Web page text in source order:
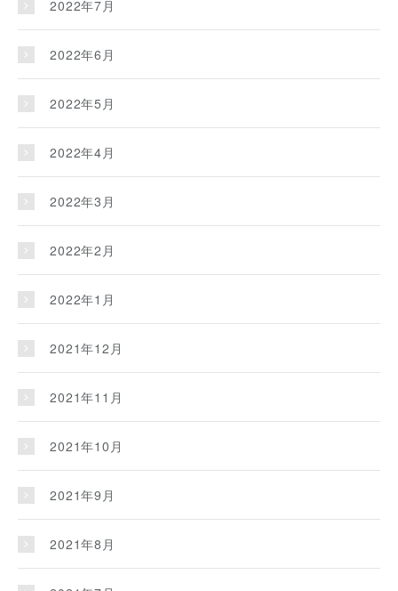
2022年7月
2022年6月
2022年5月
2022年4月
2022年3月
2022年2月
2022年1月
2021年12月
2021年11月
2021年10月
2021年9月
2021年8月